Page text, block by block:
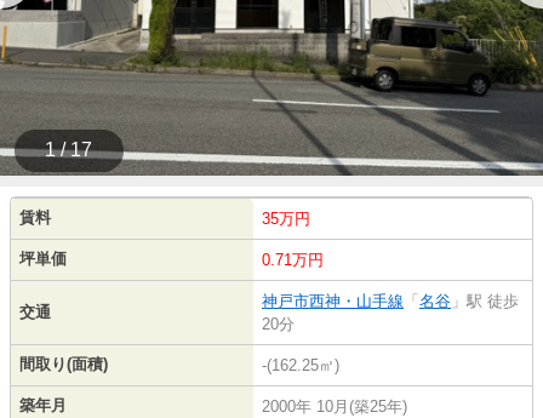
1 / 17
賃料 35万円
坪単価 0.71万円
交通
神戸市西神・山手線 「 名谷 」駅 徒歩
20分
間取り(面積) -(162.25㎡)
築年月 2000年 10月(築25年)